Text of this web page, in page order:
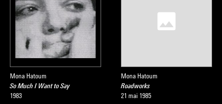
Mona Hatoum
So Much I Want to Say
1983
Mona Hatoum
Roadworks
21 mai 1985